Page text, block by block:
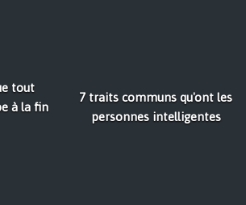
tout
à la fin
7 traits communs qu'ont les
personnes intelligentes